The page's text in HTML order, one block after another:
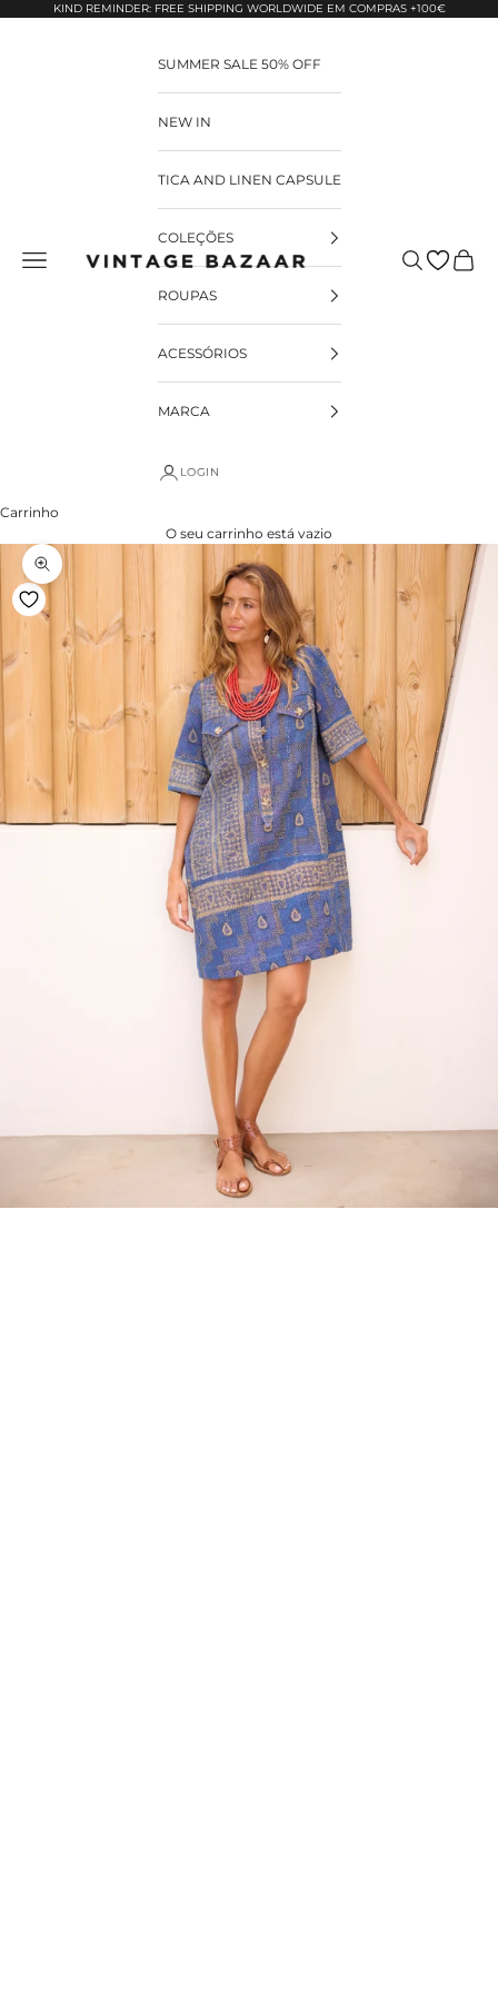
Pular para o conteúdo
KIND REMINDER: FREE SHIPPING WORLDWIDE EM COMPRAS +100€
Vintage Bazaar Pesquisar
SUMMER SALE 50% OFF
NEW IN
TICA AND LINEN CAPSULE
COLEÇÕES
ROUPAS
ACESSÓRIOS
MARCA
LOGIN
Carrinho
O seu carrinho está vazio
Zoom na imagem